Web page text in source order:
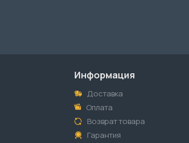
Информация
Доставка
Оплата
Возврат товара
Гарантия